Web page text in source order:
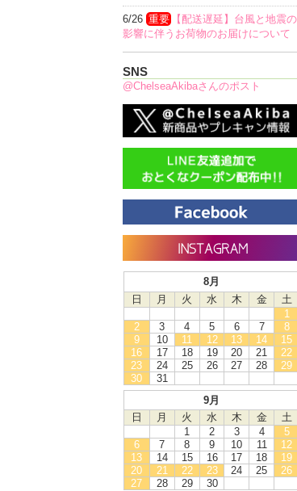
6/26 重要
【配送遅延】台風と地震の
影響に伴うお荷物のお届けについて
SNS
@ChelseaAkibaさんのポスト
8月
日
月 火 水 木 金
土
1
2
3 4 5 6 7
8
9
10 11 12 13 14
15
16
17 18 19 20 21
22
23
24 25 26 27 28
29
30
31
9月
日
月 火 水 木 金
土
1
2 3 4
5
6
7 8 9 10 11
12
13
14 15 16 17 18
19
20
21 22 23 24 25
26
27
28 29 30